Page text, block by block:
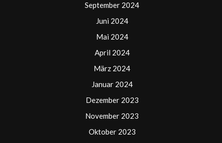
September 2024
Juni 2024
Mai 2024
April 2024
März 2024
Januar 2024
Dezember 2023
November 2023
Oktober 2023